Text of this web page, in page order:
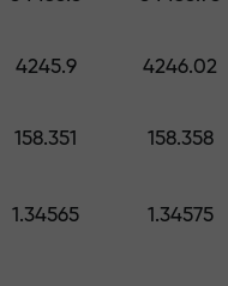
— $1,500
4245.9 4246.02
158.351 158.358
1.34565 1.34575